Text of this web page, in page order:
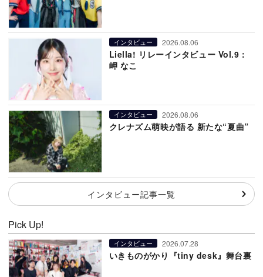
インタビュー 2026.08.06
Liella! リレーインタビュー Vol.9：
岬 なこ
インタビュー 2026.08.06
クレナズム萌映が語る 新たな“夏曲”
インタビュー記事一覧
Pick Up!
インタビュー 2026.07.28
いきものがかり『tiny desk』舞台裏